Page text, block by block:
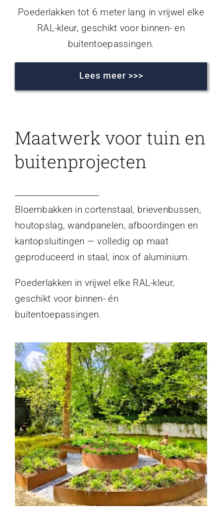
Poederlakken tot 6 meter lang in vrijwel elke
RAL-kleur, geschikt voor binnen- en
buitentoepassingen.
Lees meer >>>
Maatwerk voor tuin en
buitenprojecten
Bloembakken in cortenstaal, brievenbussen,
houtopslag, wandpanelen, afboordingen en
kantopsluitingen — volledig op maat
geproduceerd in staal, inox of aluminium.
Poederlakken in vrijwel elke RAL-kleur,
geschikt voor binnen- én
buitentoepassingen.